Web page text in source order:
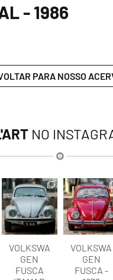
- 1986
PARA NOSSO
NO
lart.br
Ago 8
VOLKSWA
GEN
FUSCA
lart.br
Ago 8
VOLKSWA
GEN
FUSCA -